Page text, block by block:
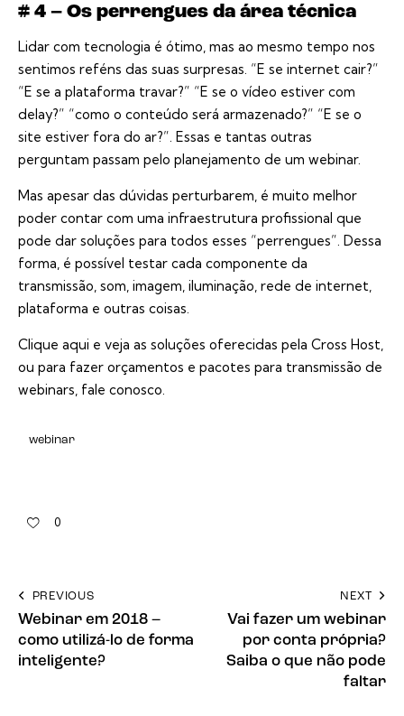
# 4 – Os perrengues da área técnica
Lidar com tecnologia é ótimo, mas ao mesmo tempo nos
sentimos reféns das suas surpresas. “E se internet cair?”
“E se a plataforma travar?” “E se o vídeo estiver com
delay?” “como o conteúdo será armazenado?” “E se o
site estiver fora do ar?”. Essas e tantas outras
perguntam passam pelo planejamento de um webinar.
Mas apesar das dúvidas perturbarem, é muito melhor
poder contar com uma infraestrutura profissional que
pode dar soluções para todos esses “perrengues”. Dessa
forma, é possível testar cada componente da
transmissão, som, imagem, iluminação, rede de internet,
plataforma e outras coisas.
Clique aqui e veja as soluções oferecidas pela Cross Host,
ou para fazer orçamentos e pacotes para transmissão de
webinars, fale conosco.
webinar
0
PREVIOUS
Webinar em 2018 –
como utilizá-lo de forma
inteligente?
NEXT
Vai fazer um webinar
por conta própria?
Saiba o que não pode
faltar